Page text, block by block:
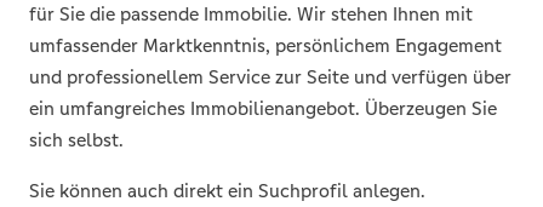
für Sie die passende Immobilie. Wir stehen Ihnen mit
umfassender Marktkenntnis, persönlichem Engagement
und professionellem Service zur Seite und verfügen über
ein umfangreiches Immobilienangebot. Überzeugen Sie
sich selbst.
Sie können auch direkt ein Suchprofil anlegen.